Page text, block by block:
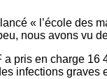
« l’école des
nous avons vu
a pris en charge 16
infections graves